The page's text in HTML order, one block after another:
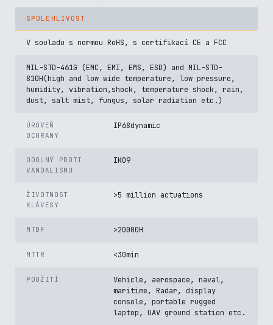
SPOLEHLIVOST
V souladu s normou RoHS, s certifikací CE a FCC
MIL-STD-461G (EMC, EMI, EMS, ESD) and MIL-STD-
810H(high and low wide temperature, low pressure,
humidity, vibration,shock, temperature shock, rain,
dust, salt mist, fungus, solar radiation etc.)
ÚROVEŇ
OCHRANY
IP68dynamic
ODOLNÝ PROTI
VANDALISMU
IK09
ŽIVOTNOST
KLÁVESY
>5 million actuations
MTBF >20000H
MTTR <30min
POUŽITÍ
Vehicle, aerospace, naval,
maritime, Radar, display
console, portable rugged
laptop, UAV ground station etc.